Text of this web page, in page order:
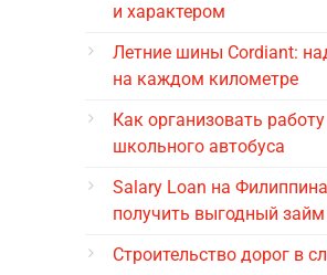
и характером
Летние шины Cordiant:
на каждом километре
Как организовать работу
школьного автобуса
Salary Loan на
получить выгодный займ
Строительство дорог в